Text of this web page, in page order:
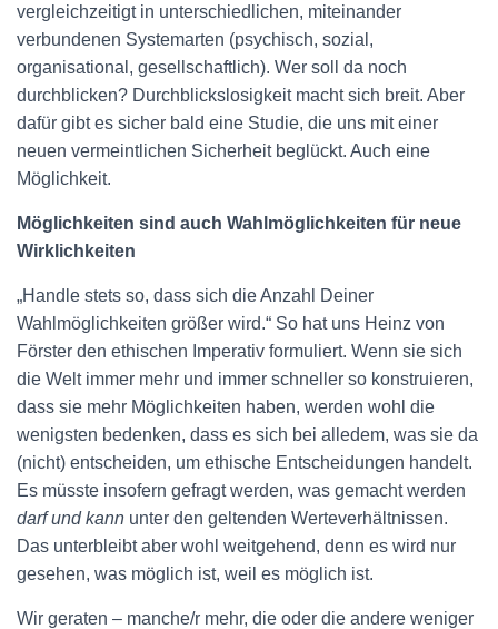
vergleichzeitigt in unterschiedlichen, miteinander
verbundenen Systemarten (psychisch, sozial,
organisational, gesellschaftlich). Wer soll da noch
durchblicken? Durchblickslosigkeit macht sich breit. Aber
dafür gibt es sicher bald eine Studie, die uns mit einer
neuen vermeintlichen Sicherheit beglückt. Auch eine
Möglichkeit.
Möglichkeiten sind auch Wahlmöglichkeiten für neue
Wirklichkeiten
„Handle stets so, dass sich die Anzahl Deiner
Wahlmöglichkeiten größer wird.“ So hat uns Heinz von
Förster den ethischen Imperativ formuliert. Wenn sie sich
die Welt immer mehr und immer schneller so konstruieren,
dass sie mehr Möglichkeiten haben, werden wohl die
wenigsten bedenken, dass es sich bei alledem, was sie da
(nicht) entscheiden, um ethische Entscheidungen handelt.
Es müsste insofern gefragt werden, was gemacht werden
darf und kann unter den geltenden Werteverhältnissen.
Das unterbleibt aber wohl weitgehend, denn es wird nur
gesehen, was möglich ist, weil es möglich ist.
Wir geraten – manche/r mehr, die oder die andere weniger